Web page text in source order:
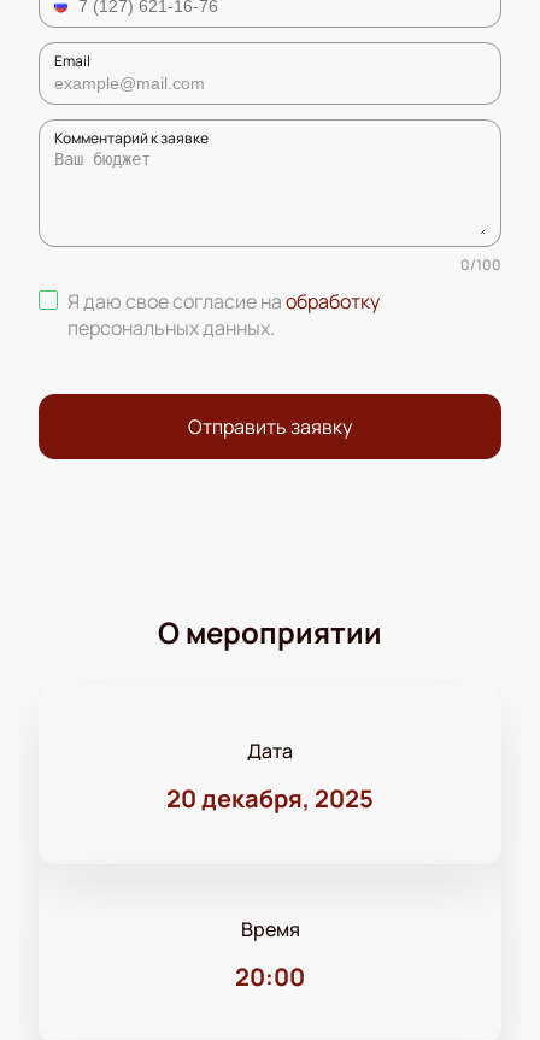
Email
Комментарий к заявке
0/100
Я даю свое согласие наобработку
персональных данных.
Отправить заявку
О мероприятии
Дата
20 декабря, 2025
Время
20:00